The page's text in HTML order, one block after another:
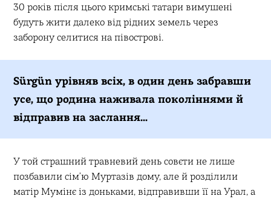
30 років після цього кримські татари вимушені
будуть жити далеко від рідних земель через
заборону селитися на півострові.
Sürgün урівняв всіх, в один день забравши
усе, що родина наживала поколіннями й
відправив на заслання…
У той страшний травневий день совєти не лише
позбавили сімʼю Муртазів дому, але й розділили
матір Мумінє із доньками, відправивши її на Урал, а